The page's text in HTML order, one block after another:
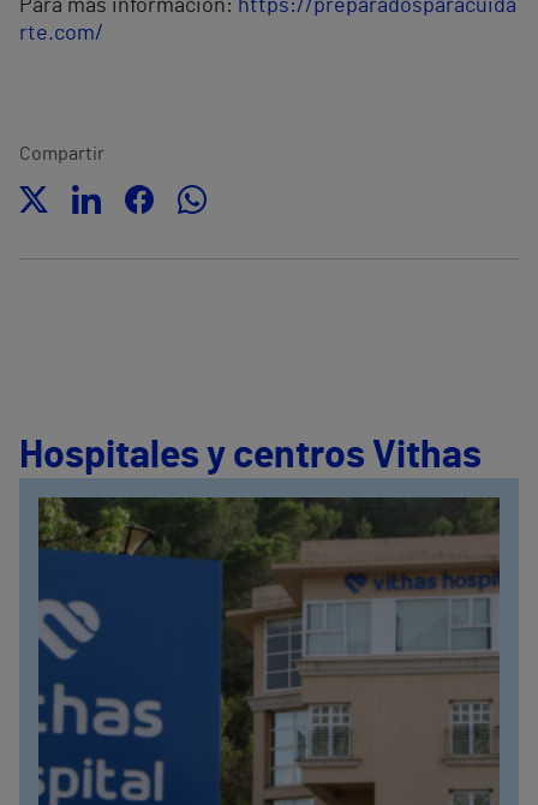
Para más información: https://preparadosparacuida
rte.com/
Compartir
Hospitales y centros Vithas